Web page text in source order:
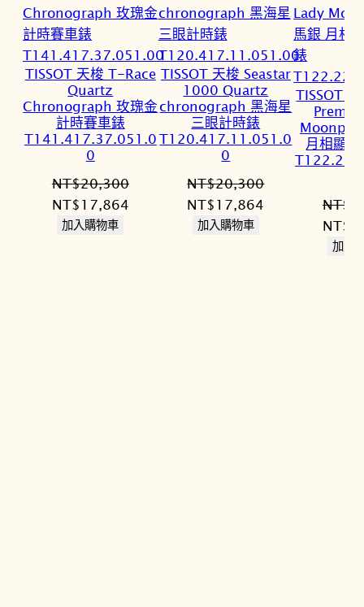
TISSOT 天梭 T-Race
Quartz
Chronograph 玫瑰金
計時賽車錶
T141.417.37.051.0
0
NT$20,300
原
始
NT$17,864目
加入購物車
TISSOT 天梭 Seastar
1000 Quartz
chronograph 黑海星
三眼計時錶
T120.417.11.051.0
0
NT$20,300
原
始
NT$17,864
加入購物車
TISSOT
月相顯
NT$
原
始
NT$
加入